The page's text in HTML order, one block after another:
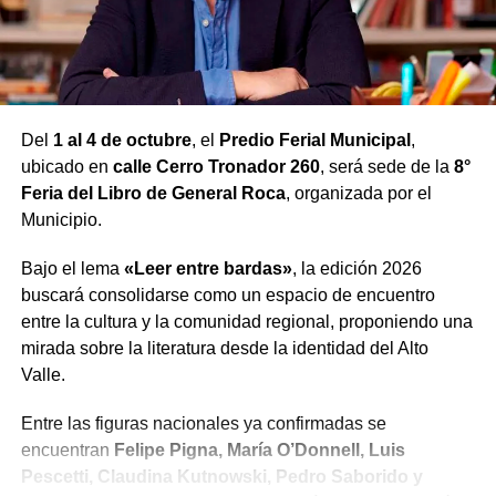
Uberto, productor nacido en Argentina que comenzó su
formación musical desde muy pequeño estudiando piano
y que, con el paso de los años, se convirtió en uno de los
exponentes más destacados del melodic techno a nivel
Su carrera dio un salto definitivo tras incorporarse al
prestigioso sello Afterlife, de Tale Of Us, con el
lanzamiento de System Failure, una producción que lo
electrónica mundial. A partir de allí comenzó a
presentarse en algunos de los clubes y festivales más
importantes del planeta, como Hi Ibiza, Amnesia Ibiza,
Printworks de Londres y eventos oficiales de Afterlife en
distintos países.
Actualmente reside en Europa, integra el roster
internacional de DSKonnect y cuenta con lanzamientos
en sellos de enorme prestigio como Afterlife, Diynamic,
Del 1 al 4 de octubre, el Predio Ferial Municipal ,
ubicado en calle Cerro Tronador 260, será sede de la 8°
Feria del Libro de General Roca, organizada por el
Municipio.
Bajo el lema «Leer entre bardas», la edición 2026
buscará consolidarse como un espacio de encuentro
entre la cultura y la comunidad regional, proponiendo una
mirada sobre la literatura desde la identidad del Alto
Valle.
Entre las figuras nacionales ya confirmadas se
encuentran Felipe Pigna, María O’Donnell, Luis
Pescetti, Claudina Kutnowski, Pedro Saborido y